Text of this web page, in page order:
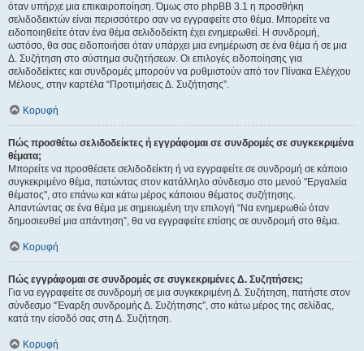
όταν υπήρχε μια επικαιροποίηση. Όμως στο phpBB 3.1 η προσθήκη
σελιδοδεικτών είναι περισσότερο σαν να εγγραφείτε στο θέμα. Μπορείτε να
ειδοποιηθείτε όταν ένα θέμα σελιδοδείκτη έχει ενημερωθεί. Η συνδρομή,
ωστόσο, θα σας ειδοποιήσει όταν υπάρχει μια ενημέρωση σε ένα θέμα ή σε μια
Δ. Συζήτηση στο σύστημα συζητήσεων. Οι επιλογές ειδοποίησης για
σελιδοδείκτες και συνδρομές μπορούν να ρυθμιστούν από τον Πίνακα Ελέγχου
Μέλους, στην καρτέλα “Προτιμήσεις Δ. Συζήτησης”.
Κορυφή
Πώς προσθέτω σελιδοδείκτες ή εγγράφομαι σε συνδρομές σε συγκεκριμένα
θέματα;
Μπορείτε να προσθέσετε σελιδοδείκτη ή να εγγραφείτε σε συνδρομή σε κάποιο
συγκεκριμένο θέμα, πατώντας στον κατάλληλο σύνδεσμο στο μενού "Εργαλεία
θέματος", στο επάνω και κάτω μέρος κάποιου θέματος συζήτησης.
Απαντώντας σε ένα θέμα με σημειωμένη την επιλογή “Να ενημερωθώ όταν
δημοσιευθεί μια απάντηση”, θα να εγγραφείτε επίσης σε συνδρομή στο θέμα.
Κορυφή
Πώς εγγράφομαι σε συνδρομές σε συγκεκριμένες Δ. Συζητήσεις;
Για να εγγραφείτε σε συνδρομή σε μια συγκεκριμένη Δ. Συζήτηση, πατήστε στον
σύνδεσμο “Έναρξη συνδρομής Δ. Συζήτησης”, στο κάτω μέρος της σελίδας,
κατά την είσοδό σας στη Δ. Συζήτηση.
Κορυφή